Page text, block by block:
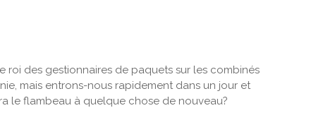
roi des gestionnaires de paquets sur les combinés
mais entrons-nous rapidement dans un jour et
le flambeau à quelque chose de nouveau?